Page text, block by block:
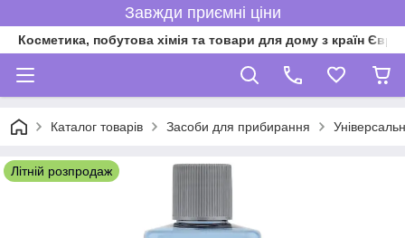
Завжди приємні ціни
Косметика, побутова хімія та товари для дому з країн
Каталог товарів Засоби для прибирання
Літній розпродаж